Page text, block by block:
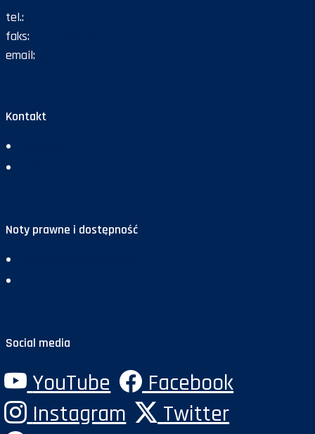
tel.:
faks:
email:
Kontakt
Noty prawne i dostępność
Social media
YouTube
Facebook
Instagram
Twitter